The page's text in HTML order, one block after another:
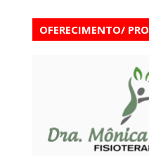
OFERECIMENTO/